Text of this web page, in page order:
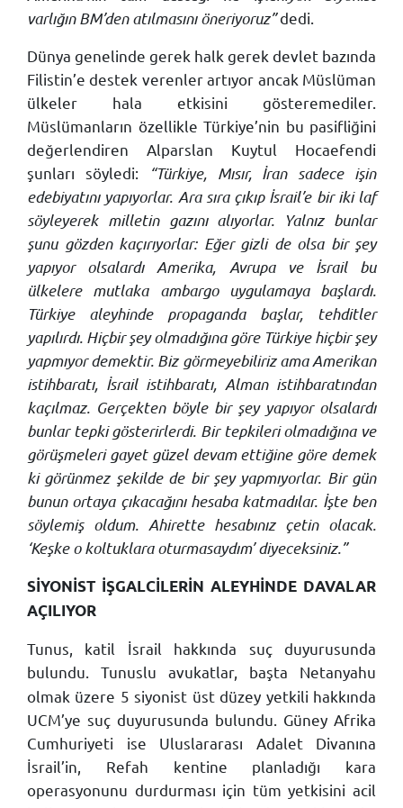
varlığın BM’den atılmasını öneriyoruz”dedi.
Dünya genelinde gerek halk gerek devlet bazında
Filistin’e destek verenler artıyor ancak Müslüman
ülkeler hala etkisini gösteremediler.
Müslümanların özellikle Türkiye’nin bu pasifliğini
değerlendiren Alparslan Kuytul Hocaefendi
şunları söyledi:
“Türkiye, Mısır, İran sadece işin
edebiyatını yapıyorlar. Ara sıra çıkıp İsrail’e bir iki laf
söyleyerek milletin gazını alıyorlar. Yalnız bunlar
şunu gözden kaçırıyorlar: Eğer gizli de olsa bir şey
yapıyor olsalardı Amerika, Avrupa ve İsrail bu
ülkelere mutlaka ambargo uygulamaya başlardı.
Türkiye aleyhinde propaganda başlar, tehditler
yapılırdı. Hiçbir şey olmadığına göre Türkiye hiçbir şey
yapmıyor demektir. Biz görmeyebiliriz ama Amerikan
istihbaratı, İsrail istihbaratı, Alman istihbaratından
kaçılmaz. Gerçekten böyle bir şey yapıyor olsalardı
bunlar tepki gösterirlerdi. Bir tepkileri olmadığına ve
görüşmeleri gayet güzel devam ettiğine göre demek
ki görünmez şekilde de bir şey yapmıyorlar. Bir gün
bunun ortaya çıkacağını hesaba katmadılar. İşte ben
söylemiş oldum. Ahirette hesabınız çetin olacak.
‘Keşke o koltuklara oturmasaydım’ diyeceksiniz.”
SİYONİST İŞGALCİLERİN ALEYHİNDE DAVALAR
AÇILIYOR
Tunus, katil İsrail hakkında suç duyurusunda
bulundu.
Tunuslu avukatlar, başta Netanyahu
olmak üzere 5 siyonist üst düzey yetkili hakkında
UCM’ye suç duyurusunda bulundu. Güney Afrika
Cumhuriyeti ise Uluslararası Adalet Divanına
İsrail’in, Refah kentine planladığı kara
operasyonunu durdurması için tüm yetkisini acil